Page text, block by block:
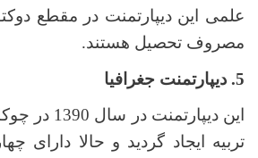
علمی این دیپارتمنت در مقطع
مصروف تحصیل هستند.
5. دیپارتمنت جغرافیا
این
تربیه ایجاد گردید و حالا دارای